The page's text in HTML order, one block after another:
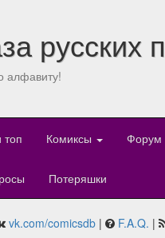
русских
алфавиту!
топ Комиксы Форум
Потеряшки
vk.com/comicsdb | F.A.Q. |